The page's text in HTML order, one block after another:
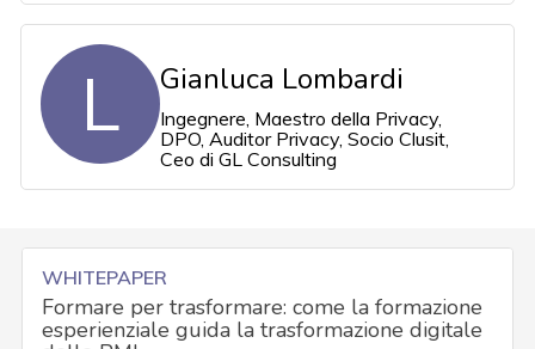
L Gianluca Lombardi
Ingegnere, Maestro della Privacy,
DPO, Auditor Privacy, Socio Clusit,
Ceo di GL Consulting
WHITEPAPER
Formare per trasformare: come la formazione
esperienziale guida la trasformazione digitale